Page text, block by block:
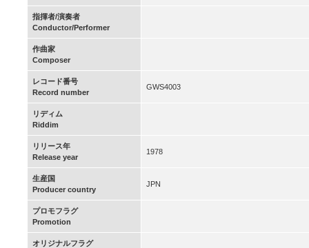
指揮者/演奏者
Conductor/Performer
作曲家
Composer
レコード番号
Record number
GWS4003
リディム
Riddim
リリース年
Release year
1978
生産国
Producer country
JPN
プロモフラグ
Promotion
オリジナルフラグ